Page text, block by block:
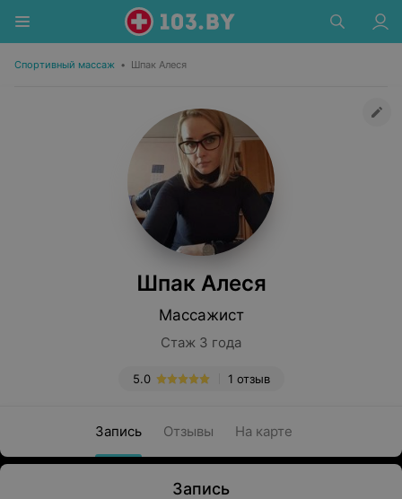
Спортивный массаж • Шпак Алеся
Шпак Алеся
Массажист
Стаж 3 года
1 отзыв
5.0
Запись Отзывы На карте
Запись